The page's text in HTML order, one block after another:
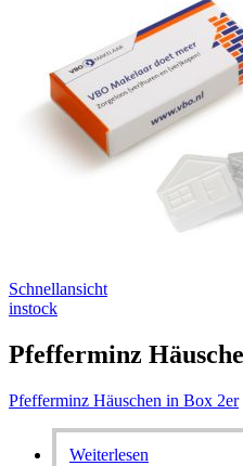
Schnellansicht
instock
Pfefferminz
Pfefferminz Häuschen in Box 2er
Weiterlesen